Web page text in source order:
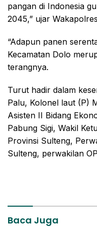
pangan di Indonesia
2045,” ujar
“Adapun panen
Kecamatan Dolo
terangnya.
Turut hadir dalam
Palu, Kolonel laut (P)
Asisten II Bidang
Pabung Sigi, Wakil
Provinsi Sulteng,
Sulteng, perwakilan
Baca Juga